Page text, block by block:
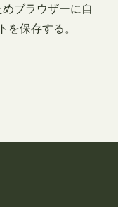
ブラウザーに自
保存する。